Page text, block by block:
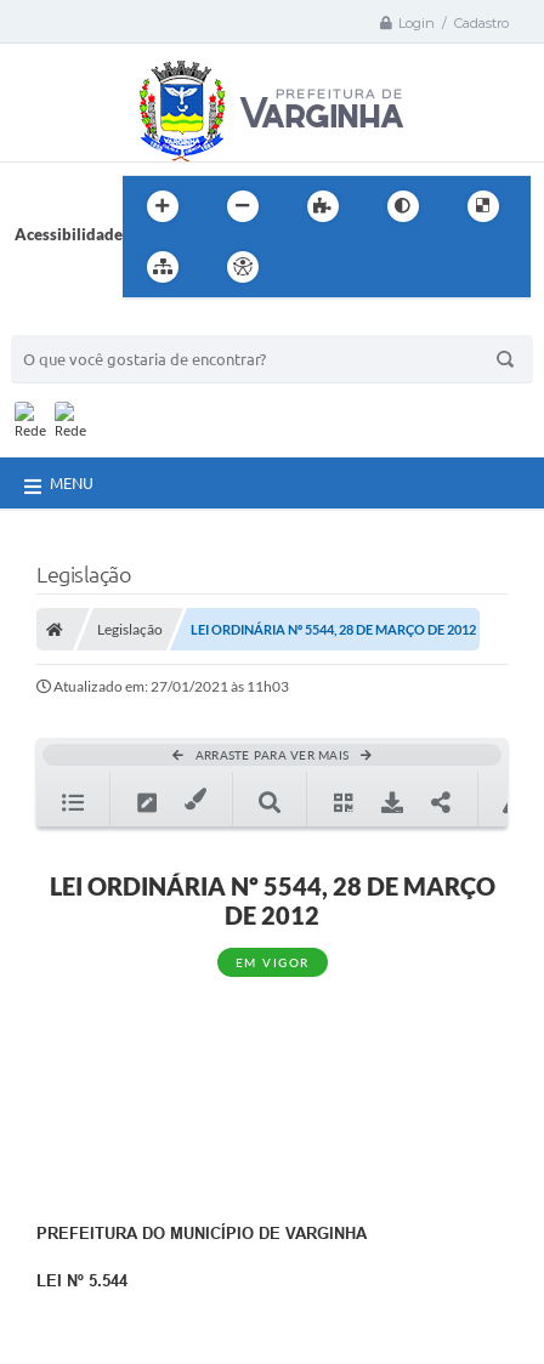
Login / Cadastro
Acessibilidade
MENU
Legislação
Legislação LEI ORDINÁRIA Nº 5544, 28 DE MARÇO DE 2012
Atualizado em: 27/01/2021 às 11h03
ARRASTE PARA VER MAIS
LEI ORDINÁRIA Nº 5544, 28 DE MARÇO
DE 2012
EM VIGOR
PREFEITURA DO MUNICÍPIO DE VARGINHA
LEI Nº 5.544